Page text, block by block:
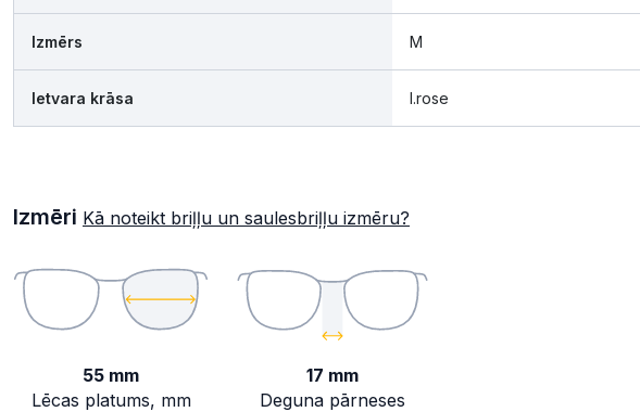
Izmērs M
Ietvara krāsa l.rose
Izmēri Kā noteikt briļļu un saulesbriļļu izmēru?
55 mm
Lēcas platums, mm
17 mm
Deguna pārneses